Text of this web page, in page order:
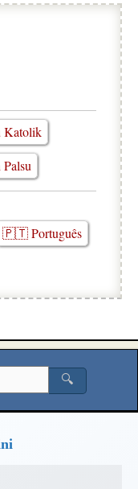
Katolik
🇵🇹 Português
🔍